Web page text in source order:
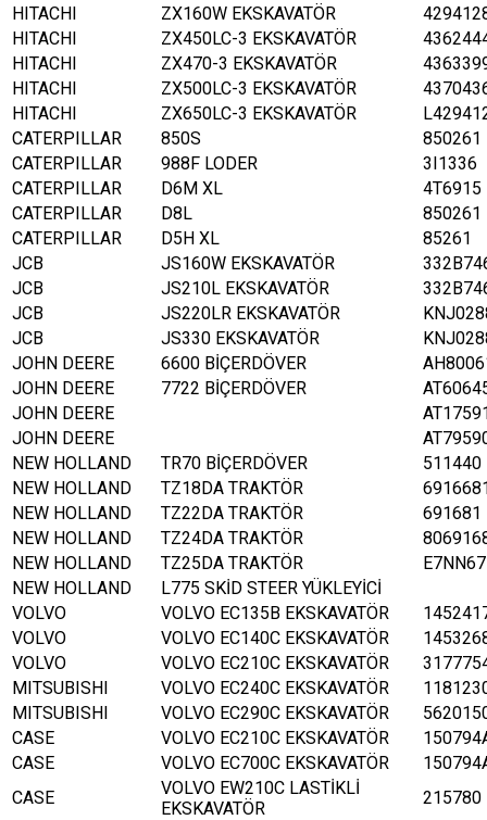
HITACHI
ZX160W EKSKAVATÖR
HITACHI
ZX450LC-3 EKSKAVATÖR
HITACHI
ZX470-3 EKSKAVATÖR
HITACHI
ZX500LC-3 EKSKAVATÖR
HITACHI
ZX650LC-3 EKSKAVATÖR
CATERPILLAR
850S
850261
CATERPILLAR
988F LODER
3I1336
CATERPILLAR
D6M XL
4T6915
CATERPILLAR
D8L
850261
CATERPILLAR
D5H XL
85261
JCB
JS160W EKSKAVATÖR
JCB
JS210L EKSKAVATÖR
JCB
JS220LR EKSKAVATÖR
JCB
JS330 EKSKAVATÖR
JOHN DEERE
6600 BİÇERDÖVER
JOHN DEERE
7722 BİÇERDÖVER
JOHN DEERE
JOHN DEERE
NEW HOLLAND
TR70 BİÇERDÖVER
511440
NEW HOLLAND
TZ18DA TRAKTÖR
NEW HOLLAND
TZ22DA TRAKTÖR
691681
NEW HOLLAND
TZ24DA TRAKTÖR
NEW HOLLAND
TZ25DA TRAKTÖR
NEW HOLLAND
L775 SKİD STEER YÜKLEYİCİ
VOLVO
VOLVO EC135B EKSKAVATÖR
VOLVO
VOLVO EC140C EKSKAVATÖR
VOLVO
VOLVO EC210C EKSKAVATÖR
MITSUBISHI
VOLVO EC240C EKSKAVATÖR
MITSUBISHI
VOLVO EC290C EKSKAVATÖR
CASE
VOLVO EC210C EKSKAVATÖR
CASE
VOLVO EC700C EKSKAVATÖR
CASE
VOLVO EW210C LASTİKLİ
EKSKAVATÖR
215780